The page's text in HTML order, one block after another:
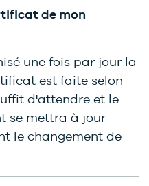
de mon
une fois par jour la
est faite selon
d'attendre et le
se mettra à jour
le changement de